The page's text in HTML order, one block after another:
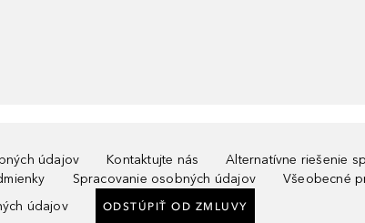
údajov Kontaktujte nás
Alternatívne riešenie
Spracovanie osobných údajov
Všeobecné
údajov
ODSTÚPIŤ OD ZMLUVY